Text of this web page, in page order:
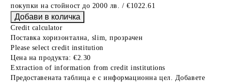
покупки на стойност до 2000 лв. / €1022.61
Credit calculator
Поставка хоризонтална, slim, прозрачен
Please select credit institution
Цена на продукта: €2.30
Extraction of information from credit institutions
Предоставената таблица е с информационна цел. Добавете